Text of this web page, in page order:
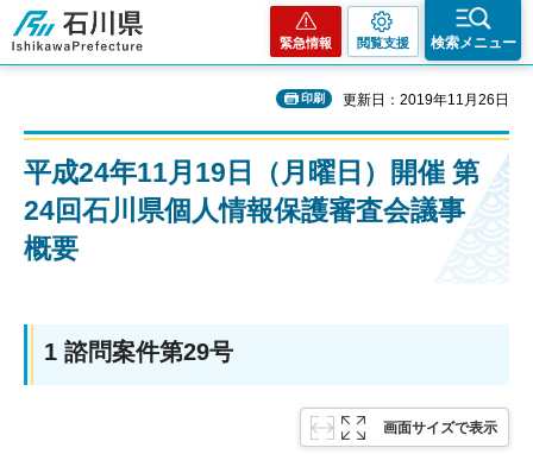
石川県
緊急情報 閲覧支援 検索メニュー
印刷 更新日：2019年11月26日
平成24年11月19日（月曜日）開催 第
24回石川県個人情報保護審査会議事
概要
1 諮問案件第29号
画面サイズで表示